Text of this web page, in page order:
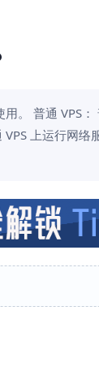
。 普通 VPS
上运行网